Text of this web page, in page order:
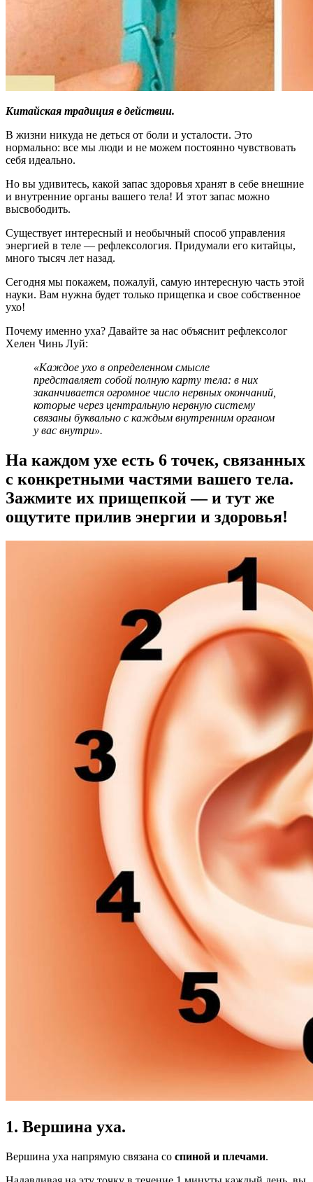
Китайская традиция в действии.
В жизни никуда не деться от боли и усталости. Это
нормально: все мы люди и не можем постоянно чувствовать
себя идеально.
Но вы удивитесь, какой запас здоровья хранят в себе внешние
и внутренние органы вашего тела! И этот запас можно
высвободить.
Существует интересный и необычный способ управления
энергией в теле — рефлексология. Придумали его китайцы,
много тысяч лет назад.
Сегодня мы покажем, пожалуй, самую интересную часть этой
науки. Вам нужна будет только прищепка и свое собственное
ухо!
Почему именно уха? Давайте за нас объяснит рефлексолог
Хелен Чинь Луй:
«Каждое ухо в определенном смысле
представляет собой полную карту тела: в них
заканчивается огромное число нервных окончаний,
которые через центральную нервную систему
связаны буквально с каждым внутренним органом
у вас внутри».
На каждом ухе есть 6 точек, связанных
с конкретными частями вашего тела.
Зажмите их прищепкой — и тут же
ощутите прилив энергии и здоровья!
1. Вершина уха.
Вершина уха напрямую связана со спиной и плечами.